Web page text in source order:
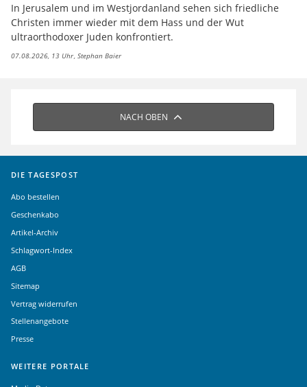
In Jerusalem und im Westjordanland sehen sich friedliche
Christen immer wieder mit dem Hass und der Wut
ultraorthodoxer Juden konfrontiert.
07.08.2026, 13 Uhr Stephan Baier
NACH OBEN
DIE TAGESPOST
Abo bestellen
Geschenkabo
Artikel-Archiv
Schlagwort-Index
AGB
Sitemap
Vertrag widerrufen
Stellenangebote
Presse
WEITERE PORTALE